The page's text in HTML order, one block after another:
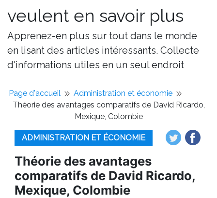
veulent en savoir plus
Apprenez-en plus sur tout dans le monde
en lisant des articles intéressants. Collecte
d'informations utiles en un seul endroit
Page d'accueil
Administration et économie
Théorie des avantages comparatifs de David Ricardo,
Mexique, Colombie
ADMINISTRATION ET ÉCONOMIE
Théorie des avantages
comparatifs de David Ricardo,
Mexique, Colombie